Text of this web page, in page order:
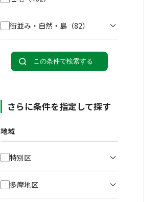
街並み・自然・島 （82）
この条件で検索する
さらに条件を指定して探す
地域
特別区
多摩地区